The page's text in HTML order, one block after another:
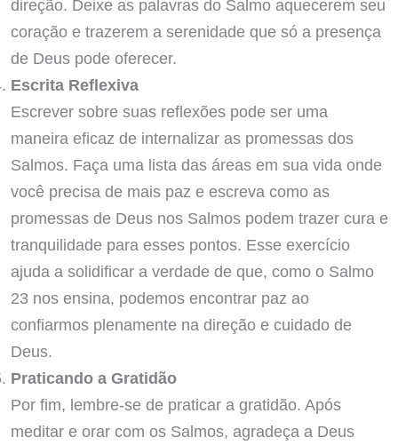
direção. Deixe as palavras do Salmo aquecerem seu
coração e trazerem a serenidade que só a presença
de Deus pode oferecer.
Escrita Reflexiva
Escrever sobre suas reflexões pode ser uma
maneira eficaz de internalizar as promessas dos
Salmos. Faça uma lista das áreas em sua vida onde
você precisa de mais paz e escreva como as
promessas de Deus nos Salmos podem trazer cura e
tranquilidade para esses pontos. Esse exercício
ajuda a solidificar a verdade de que, como o Salmo
23 nos ensina, podemos encontrar paz ao
confiarmos plenamente na direção e cuidado de
Deus.
Praticando a Gratidão
Por fim, lembre-se de praticar a gratidão. Após
meditar e orar com os Salmos, agradeça a Deus